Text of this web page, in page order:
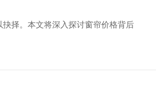
择。本文将深入探讨窗帘价格背后